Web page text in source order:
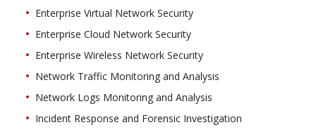
Enterprise Virtual Network Security
Enterprise Cloud Network Security
Enterprise Wireless Network Security
Network Traffic Monitoring and Analysis
Network Logs Monitoring and Analysis
Incident Response and Forensic Investigation